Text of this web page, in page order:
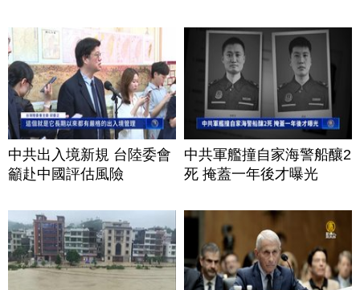
中共出入境新規 台陸委會
籲赴中國評估風險
中共軍艦撞自家海警船釀2
死 掩蓋一年後才曝光